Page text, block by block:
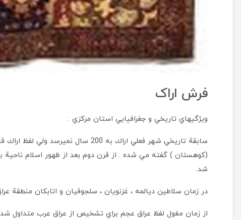
فرش اراک
ويژگيهاي تاريخي و جغرافيايي استان مركزي :
سابقة تاريخي شهر فعلي اراك به 200
(كوهستان ) گفته مي شده . از قرن دوم بعد از ظهور اسلام ناحية
شد.
در زمان سلاطين ديالمه ، غزنويان ، سلجوقيان و اتابكان منطقة
از زمان مغول لفظ عراق عجم براي تشخيص از عراق عرب متداول